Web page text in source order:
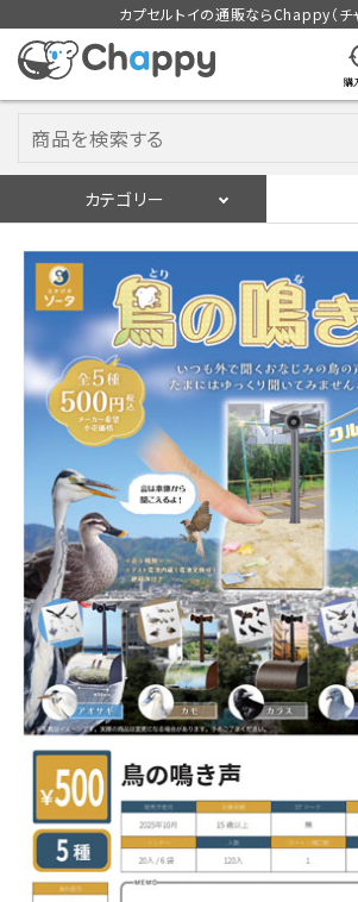
カプセルトイの通販ならChappy（チ
購
カテゴリー
ログイン 会員
入荷スケジュールをチェック
カプセルトイマシン本体
カプセルトイ
販促用空カプセル
レンタル
景品・玩具・文具
販促用カプセルトイ
よくあるご質問
ご利用ガイド